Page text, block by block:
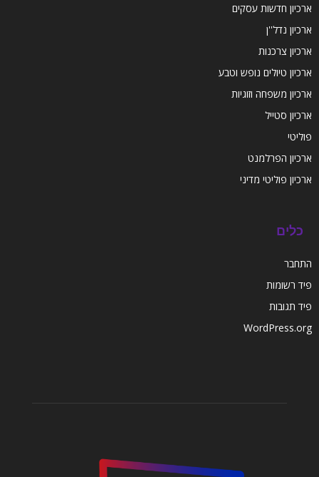
ארכיון חדשות עסקים
ארכיון נדל''ן
ארכיון צרכנות
ארכיון טיולים נופש וטבע
ארכיון משפחה וזוגיות
ארכיון סטייל
פוליטי
ארכיון הפרלמנט
ארכיון פוליטי מדיני
כלים
התחבר
פיד רשומות
פיד תגובות
WordPress.org